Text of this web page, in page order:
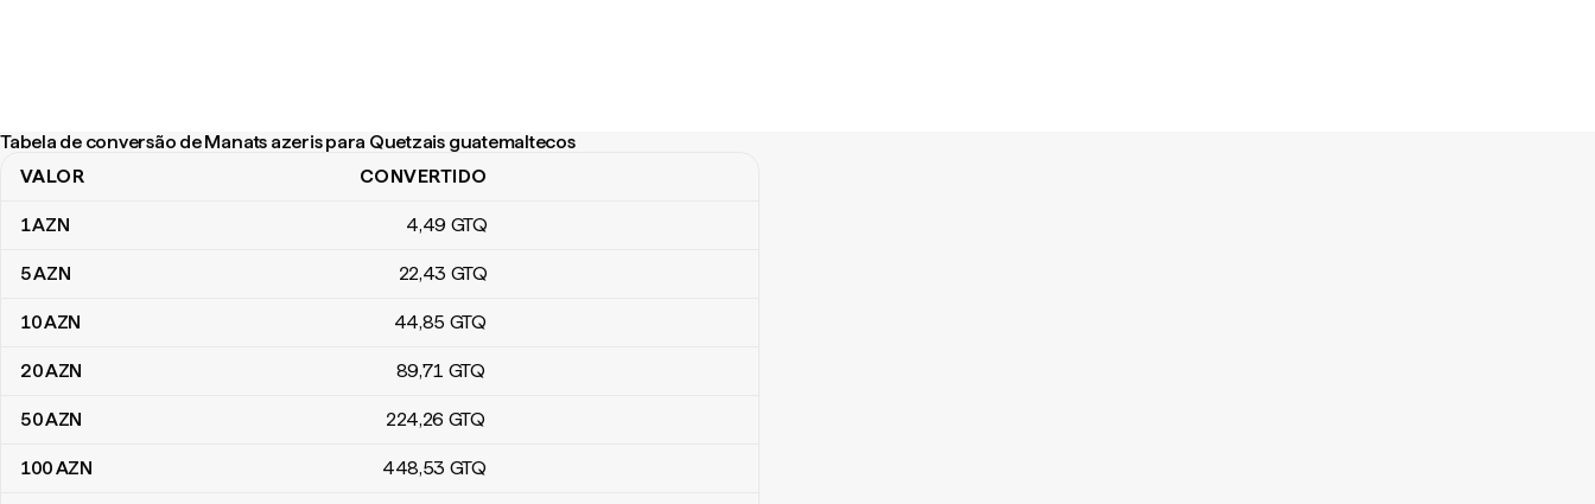
Tabela de conversão de Manats azeris para Quetzais guatemaltecos
Tabela de conversão de Manats azeris para Quetzais guatemaltecos
VALOR CONVERTIDO
1AZN 4,49 GTQ
5AZN 22,43 GTQ
10AZN 44,85 GTQ
20AZN 89,71 GTQ
50AZN 224,26 GTQ
100AZN 448,53 GTQ